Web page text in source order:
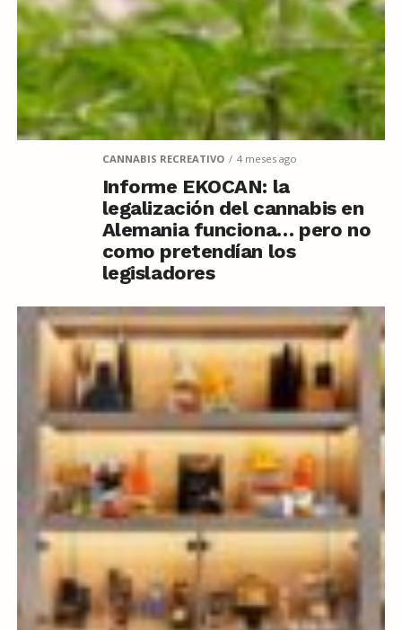
CANNABIS RECREATIVO 4 meses ago
Informe EKOCAN: la
legalización del cannabis en
Alemania funciona… pero no
como pretendían los
legisladores